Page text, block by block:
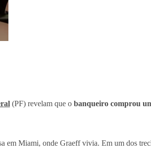
(PF) revelam que o banqueiro comprou
em Miami, onde Graeff vivia. Em um dos